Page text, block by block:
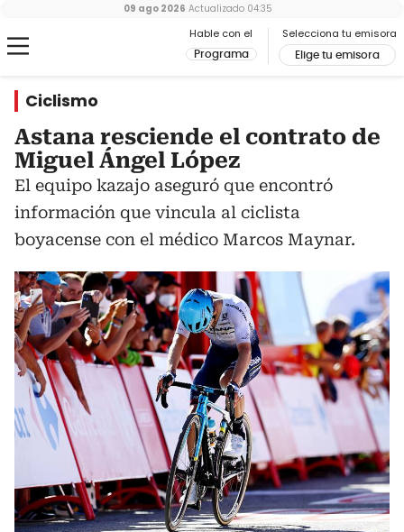
Hable con el
Programa
Selecciona tu emisora
Elige tu emisora
09 ago 2026 Actualizado 04:35
Ciclismo
Astana resciende el contrato de
Miguel Ángel López
El equipo kazajo aseguró que encontró
información que vincula al ciclista
boyacense con el médico Marcos Maynar.